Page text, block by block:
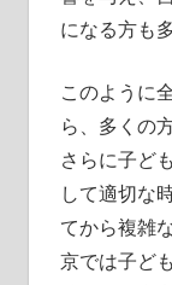
になる方も
このように
ら、多くの
さらに子ど
して適切な
てから複雑
京では子ど